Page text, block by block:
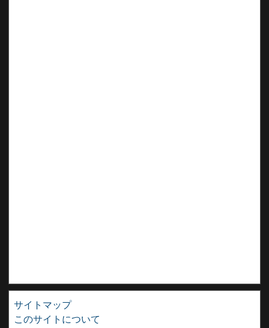
サイトマップ
このサイトについて